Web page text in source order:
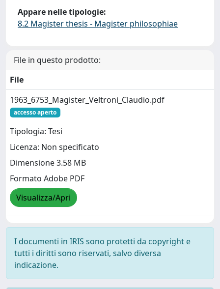
Appare nelle tipologie:
8.2 Magister thesis - Magister philosophiae
File in questo prodotto:
File
1963_6753_Magister_Veltroni_Claudio.pdf
accesso aperto
Tipologia: Tesi
Licenza: Non specificato
Dimensione 3.58 MB
Formato Adobe PDF
Visualizza/Apri
I documenti in IRIS sono protetti da copyright e
tutti i diritti sono riservati, salvo diversa
indicazione.